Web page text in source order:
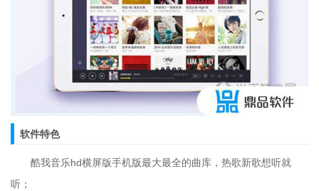
软件特色
酷我音乐hd横屏版手机版最大最全的曲库，热歌新歌想听就
听；